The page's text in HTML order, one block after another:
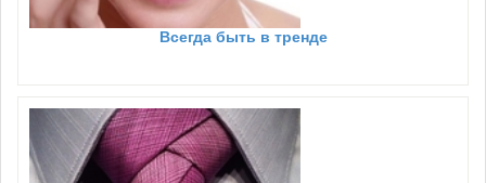
Всегда быть в тренде